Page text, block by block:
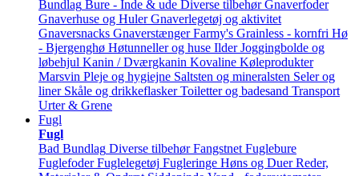
Bundlag Bure - Inde & ude Diverse tilbehør Gnaverfoder
Gnaverhuse og Huler Gnaverlegetøj og aktivitet
Gnaversnacks Gnaverstænger Farmy's Grainless - kornfri Hø
- Bjergenghø Høtunneller og huse Ilder Joggingbolde og
løbehjul Kanin / Dværgkanin Kovaline Køleprodukter
Marsvin Pleje og hygiejne Saltsten og mineralsten Seler og
liner Skåle og drikkeflasker Toiletter og badesand Transport
Urter & Grene
Fugl
Fugl
Bad Bundlag Diverse tilbehør Fangstnet Fuglebure
Fuglefoder Fuglelegetøj Fugleringe Høns og Duer Reder,